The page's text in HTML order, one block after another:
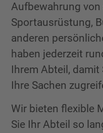
Aufbewahrung
Sportausrüstung,
anderen
haben jederzeit
Ihrem Abteil,
Ihre Sachen
Wir bieten flexible
Sie Ihr Abteil so